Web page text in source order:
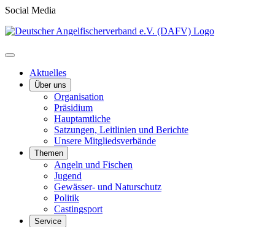
Social Media
Aktuelles
Über uns
Organisation
Präsidium
Hauptamtliche
Satzungen, Leitlinien und Berichte
Unsere Mitgliedsverbände
Themen
Angeln und Fischen
Jugend
Gewässer- und Naturschutz
Politik
Castingsport
Service